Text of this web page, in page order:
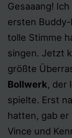
Gesaaang!
ersten
tolle Stimme
singen. Jetzt
größte
Bollwerk, der
spielte. Erst
hatten, gab er
Vince und